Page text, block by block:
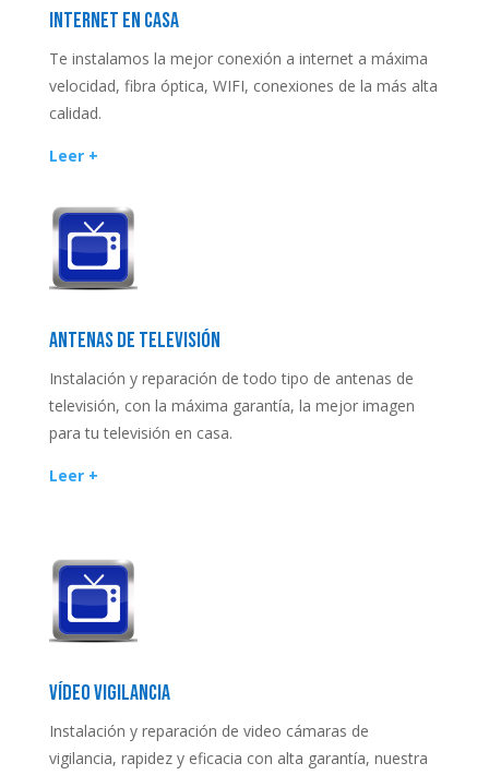
INTERNET EN CASA
Te instalamos la mejor conexión a internet a máxima
velocidad, fibra óptica, WIFI, conexiones de la más alta
calidad.
Leer +
ANTENAS DE TELEVISIÓN
Instalación y reparación de todo tipo de antenas de
televisión, con la máxima garantía, la mejor imagen
para tu televisión en casa.
Leer +
VÍDEO VIGILANCIA
Instalación y reparación de video cámaras de
vigilancia, rapidez y eficacia con alta garantía, nuestra